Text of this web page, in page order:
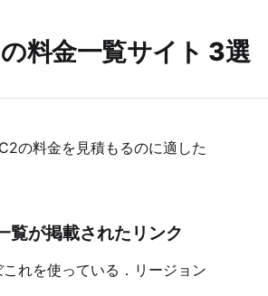
料金一覧サイト 3選
の料金を見積もるのに適した
覧が掲載されたリンク
れを使っている．リージョン